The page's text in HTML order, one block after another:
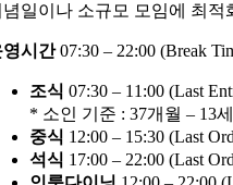
일이나 소규모 모임에 최
영시간07:30 – 22:00 (Break
조식 07:30 – 11:00 (Last
* 소인 기준 : 37개월 – 13
중식 12:00 – 15:30 (Last
석식 17:00 – 22:00 (Last